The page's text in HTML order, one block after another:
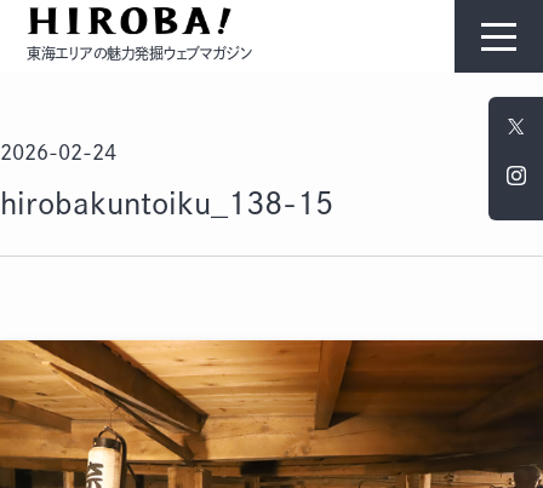
東海エリアの魅力発掘ウェブマガジン
コンテンツ
モノ
2026-02-24
hirobakuntoiku_138-15